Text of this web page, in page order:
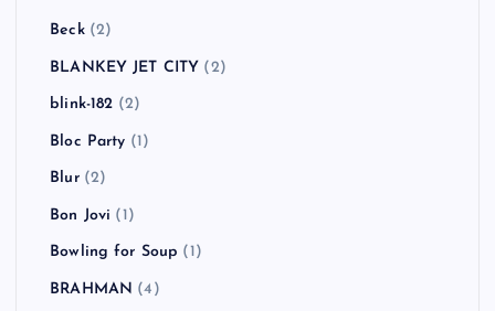
Beck(2)
BLANKEY JET CITY (2)
blink-182 (2)
Bloc Party (1)
Blur(2)
Bon Jovi (1)
Bowling for Soup (1)
BRAHMAN (4)